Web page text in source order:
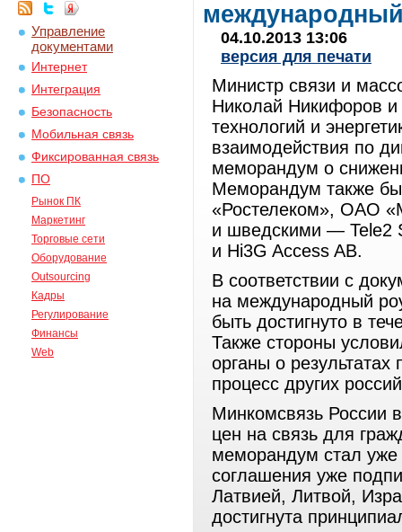
Управление
документами
Интернет
Интеграция
Безопасность
Мобильная связь
Фиксированная связь
ПО
Рынок ПК
Маркетинг
Торговые сети
Оборудование
Outsourcing
Кадры
Регулирование
Финансы
Web
04.10.2013 13:06
версия для печати
Министр связи и
Николай Никифоров
технологий и
взаимодействия по
меморандум о
Меморандум также
«Ростелеком», ОАО
и шведскими — Tele2
и Hi3G Access AВ.
В соответствии с
на международный
быть достигнуто в
Также стороны
органы о
процесс других
Минкомсвязь России
цен на связь для
меморандум стал
соглашения уже
Латвией, Литвой,
достигнута